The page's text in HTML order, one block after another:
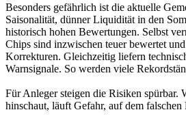
Besonders gefährlich ist die aktuelle
Saisonalität, dünner Liquidität in den
historisch hohen Bewertungen. Selbst
Chips sind inzwischen teuer bewertet
Korrekturen. Gleichzeitig liefern
Warnsignale. So werden viele
Für Anleger steigen die Risiken spürbar.
hinschaut, läuft Gefahr, auf dem